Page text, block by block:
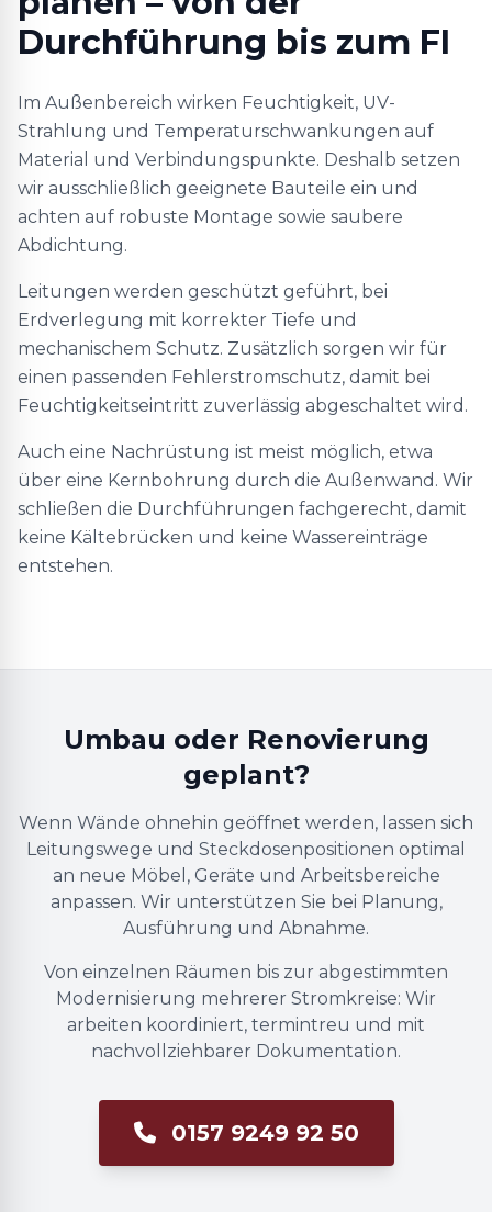
Durchführung bis zum FI
Im Außenbereich wirken Feuchtigkeit, UV-
Strahlung und Temperaturschwankungen auf
Material und Verbindungspunkte. Deshalb setzen
wir ausschließlich geeignete Bauteile ein und
achten auf robuste Montage sowie saubere
Abdichtung.
Leitungen werden geschützt geführt, bei
Erdverlegung mit korrekter Tiefe und
mechanischem Schutz. Zusätzlich sorgen wir für
einen passenden Fehlerstromschutz, damit bei
Feuchtigkeitseintritt zuverlässig abgeschaltet wird.
Auch eine Nachrüstung ist meist möglich, etwa
über eine Kernbohrung durch die Außenwand. Wir
schließen die Durchführungen fachgerecht, damit
keine Kältebrücken und keine Wassereinträge
entstehen.
Umbau oder Renovierung
geplant?
Wenn Wände ohnehin geöffnet werden, lassen sich
Leitungswege und Steckdosenpositionen optimal
an neue Möbel, Geräte und Arbeitsbereiche
anpassen. Wir unterstützen Sie bei Planung,
Ausführung und Abnahme.
Von einzelnen Räumen bis zur abgestimmten
Modernisierung mehrerer Stromkreise: Wir
arbeiten koordiniert, termintreu und mit
nachvollziehbarer Dokumentation.
0157 9249 92 50